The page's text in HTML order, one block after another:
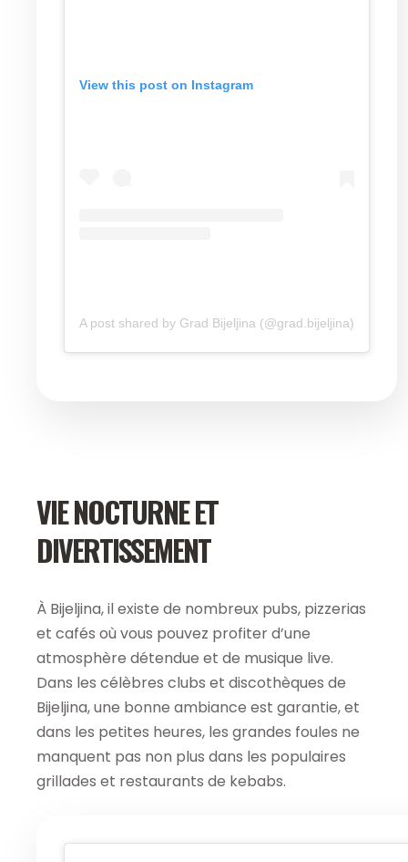
View this post on Instagram
A post shared by Grad Bijeljina (@grad.bijeljina)
VIE NOCTURNE ET
DIVERTISSEMENT
À Bijeljina, il existe de nombreux pubs, pizzerias
et cafés où vous pouvez profiter d’une
atmosphère détendue et de musique live.
Dans les célèbres clubs et discothèques de
Bijeljina, une bonne ambiance est garantie, et
dans les petites heures, les grandes foules ne
manquent pas non plus dans les populaires
grillades et restaurants de kebabs.